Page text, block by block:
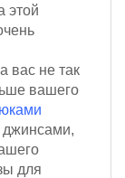
этой
вас не так
вашего
джинсами,
для